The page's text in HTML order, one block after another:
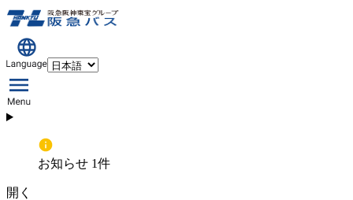
お知らせ 1件
開く